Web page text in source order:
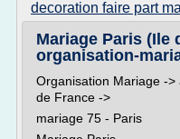
decoration faire part
Mariage Paris (Ile
organisation-
Organisation Mariage -
de France ->
mariage 75 - Paris